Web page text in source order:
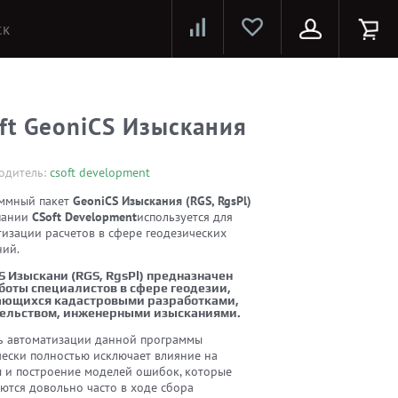
GeoniCS Изыскания
csoft development
пакет GeoniCS Изыскания (RGS, RgsPl)
CSoft Developmentиспользуется для
расчетов в сфере геодезических
Изыскани (RGS, RgsPl) предназначен
специалистов в сфере геодезии,
кадастровыми разработками,
инженерными изысканиями.
автоматизации данной программы
полностью исключает влияние на
и построение моделей ошибок, которые
довольно часто в ходе сбора